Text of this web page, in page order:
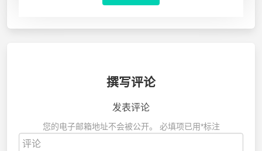
撰写评论
发表评论
您的电子邮箱地址不会被公开。 必填项已用*标注